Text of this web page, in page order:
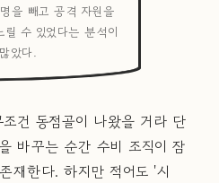
을 빼고 공격 자원을
수 있었다는 분석이
많았다.
건 동점골이 나왔을 거라 단
바꾸는 순간 수비 조직이 잠
재한다. 하지만 적어도 '시